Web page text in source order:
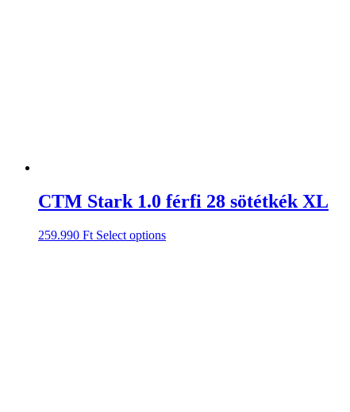
CTM Stark 1.0 férfi 28 sötétkék XL
259.990 Ft Select options